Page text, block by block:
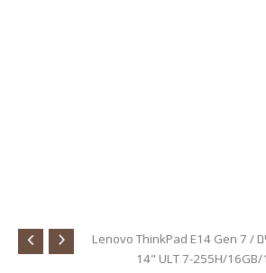
/ Lenovo ThinkPad
14" ULT 7-